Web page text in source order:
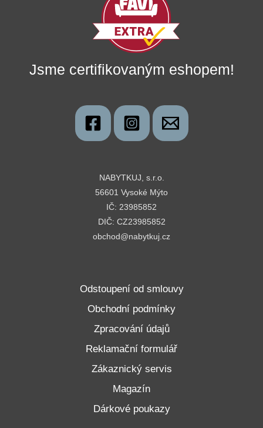
Jsme certifikovaným eshopem!
NABYTKUJ, s.r.o.
56601 Vysoké Mýto
IČ: 23985852
DIČ: CZ23985852
obchod@nabytkuj.cz
Odstoupení od smlouvy
Obchodní podmínky
Zpracování údajů
Reklamační formulář
Zákaznický servis
Magazín
Dárkové poukazy